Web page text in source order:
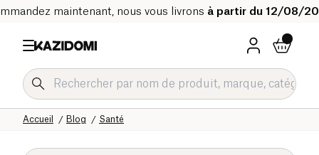
maintenant, nous vous livrons à partir du 12/08/
Santé
Blog
Accueil